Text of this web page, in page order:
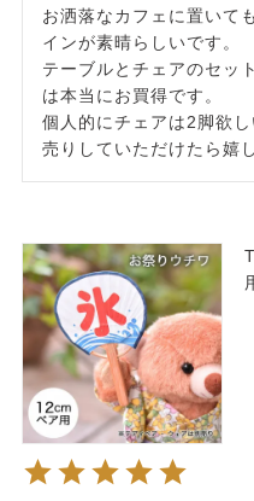
お洒落なカフェに置いて
インが素晴らしいです。
テーブルとチェアのセッ
は本当にお買得です。
個人的にチェアは2脚欲
売りしていただけたら嬉